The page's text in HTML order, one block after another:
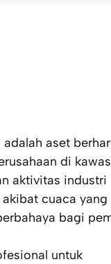
aset
di
aktivitas industri
cuaca yang
bagi
untuk